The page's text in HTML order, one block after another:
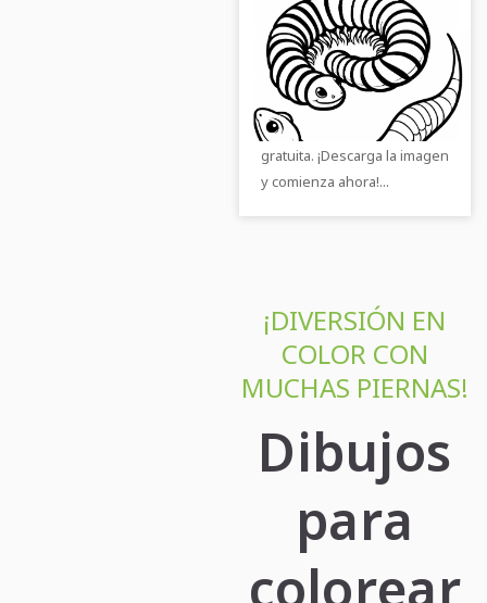
El ciempiés se enrolla
protectivamente
cuando una lagartija
lo descubre - Imagen
para colorear gratis
Encuentra al fascinante
ciempiés y la lagartija en
esta imagen para colorear
gratuita. ¡Descarga la imagen
y comienza ahora!...
¡DIVERSIÓN EN
COLOR CON
MUCHAS PIERNAS!
Dibujos
para
colorear